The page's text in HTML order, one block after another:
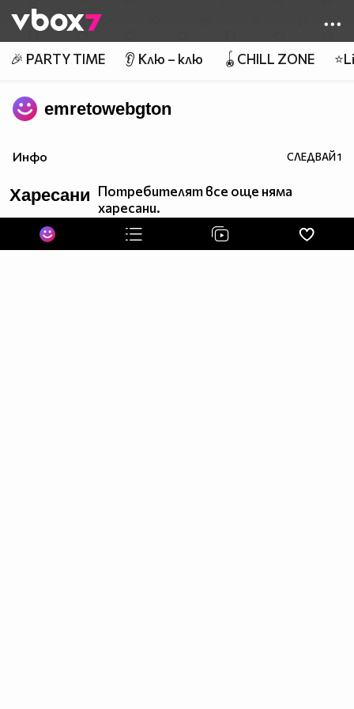
👾
🎉 PARTY TIME 👂 Клю – клю 🪀CHILL ZONE
emretowebgton
Инфо СЛЕДВАЙ1
Харесани Потребителят все още няма
харесани.